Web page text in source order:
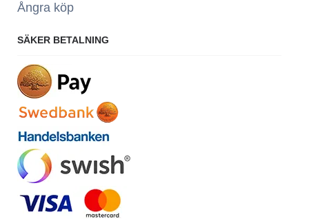
Ångra köp
SÄKER BETALNING